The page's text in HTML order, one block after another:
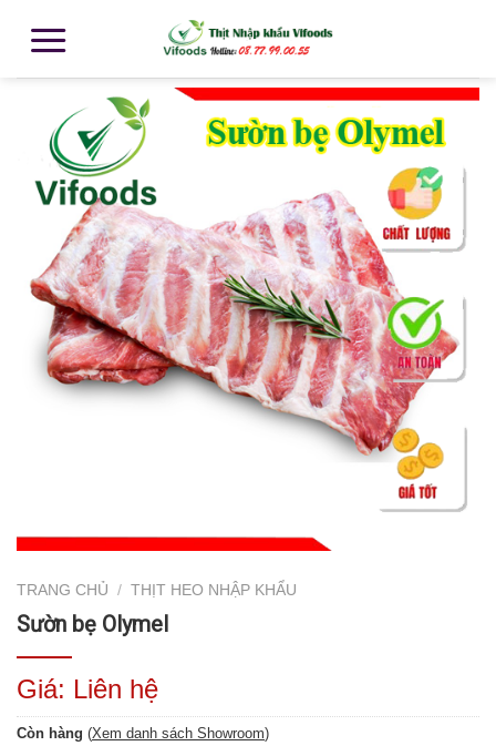
TRANG CHỦ / THỊT HEO NHẬP KHẨU
Sườn bẹ Olymel
Giá: Liên hệ
Còn hàng (Xem danh sách Showroom)